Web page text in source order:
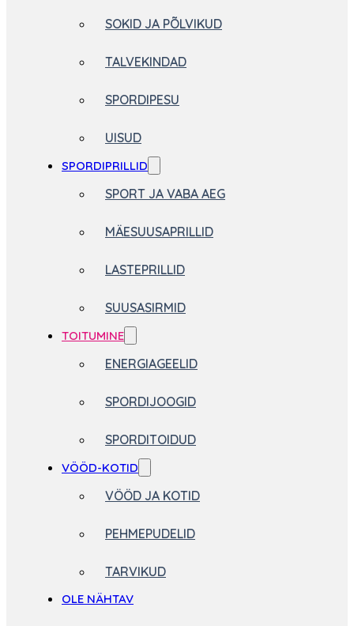
SOKID JA PÕLVIKUD
TALVEKINDAD
SPORDIPESU
UISUD
SPORDIPRILLID
SPORT JA VABA AEG
MÄESUUSAPRILLID
LASTEPRILLID
SUUSASIRMID
TOITUMINE
ENERGIAGEELID
SPORDIJOOGID
SPORDITOIDUD
VÖÖD-KOTID
VÖÖD JA KOTID
PEHMEPUDELID
TARVIKUD
OLE NÄHTAV